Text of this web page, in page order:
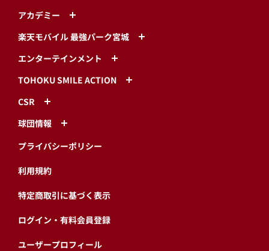
アカデミー
楽天モバイル 最強パーク宮城
エンターテインメント
TOHOKU SMILE ACTION
CSR
球団情報
プライバシーポリシー
利用規約
特定商取引に基づく表示
ログイン・有料会員登録
ユーザープロフィール